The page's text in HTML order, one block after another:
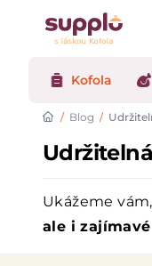
Logo
Kofola
/ Blog /
Ukážeme
ale i